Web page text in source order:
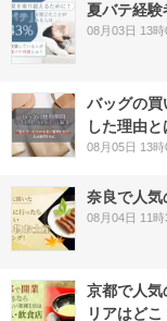
夏バテ経験
08月03日 13時
バッグの
した理由と
08月05日 13時
奈良で人気
08月04日 11時
京都で人気
リアはどこ